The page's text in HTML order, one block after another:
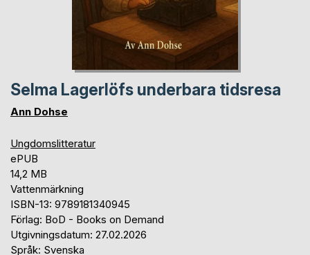
Selma Lagerlöfs underbara tidsresa
Ann Dohse
Ungdomslitteratur
ePUB
14,2 MB
Vattenmärkning
ISBN-13: 9789181340945
Förlag: BoD - Books on Demand
Utgivningsdatum: 27.02.2026
Språk: Svenska